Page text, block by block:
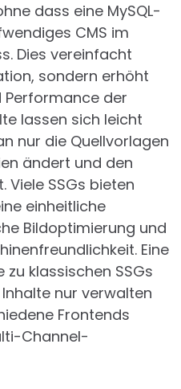
dass eine MySQL-
CMS im
Dies vereinfacht
sondern erhöht
Performance der
lassen sich leicht
nur die Quellvorlagen
ändert und den
SSGs bieten
einheitliche
Bildoptimierung und
Eine
klassischen SSGs
nur verwalten
Frontends
Channel-